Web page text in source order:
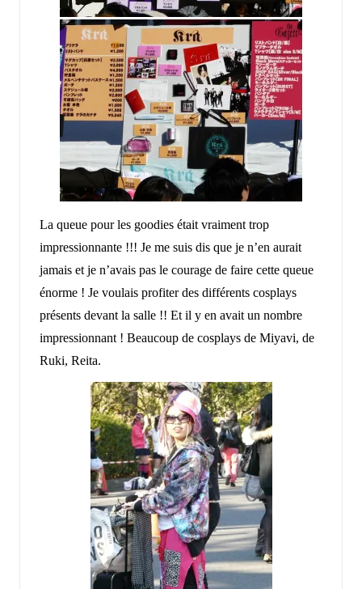
La queue pour les goodies était vraiment trop
impressionnante !!! Je me suis dis que je n’en aurait
jamais et je n’avais pas le courage de faire cette queue
énorme ! Je voulais profiter des différents cosplays
présents devant la salle !! Et il y en avait un nombre
impressionnant ! Beaucoup de cosplays de Miyavi, de
Ruki, Reita.